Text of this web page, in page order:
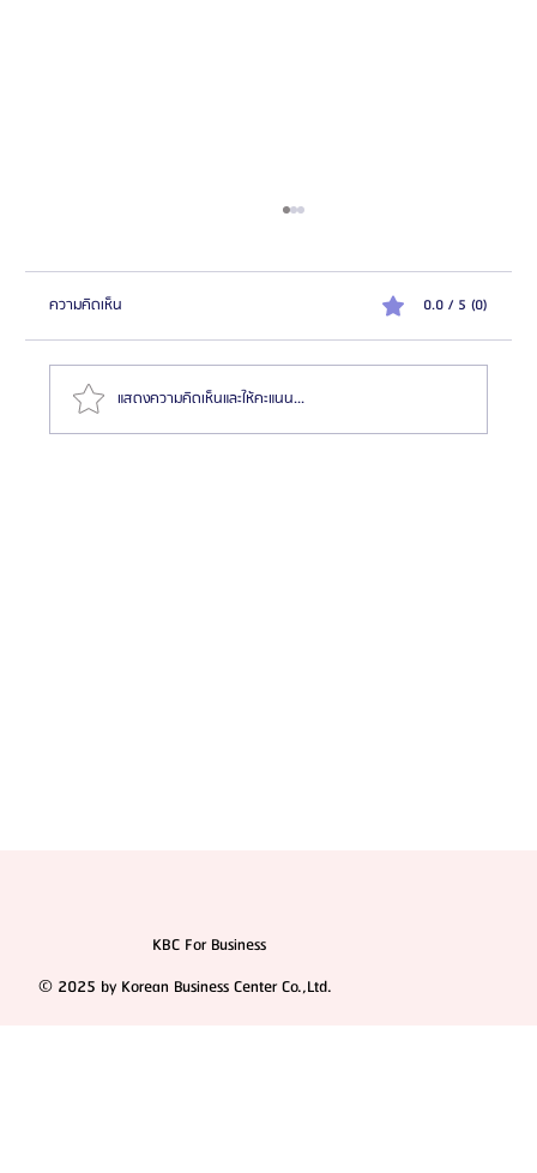
ความคิดเห็น 0.0 / 5 (0)
แสดงความคิดเห็นและให้คะแนน...
KBC For Business
© 2025 by Korean Business Center Co.,Ltd.